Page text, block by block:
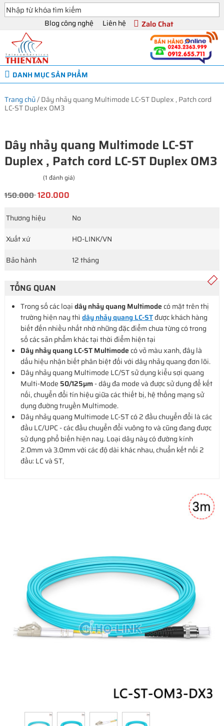
Blog công nghệ Liên hệ Zalo Chat
DANH MỤC SẢN PHẨM
Trang chủ/Dây nhảy quang Multimode LC-ST Duplex , Patch cord
LC-ST Duplex OM3
Dây nhảy quang Multimode LC-ST
Duplex , Patch cord LC-ST Duplex OM3
(1 đánh giá)
150.000120.000
Thương hiệu
No
Xuất xứ
HO-LINK/VN
Bảo hành
12 tháng
TỔNG QUAN
Trong số các loạidây nhảy quang Multimode có mặt trên thị
trường hiện nay thìdây nhảy quang LC-STđược khách hàng
biết đến nhiều nhất nhờ những đặc điểm chưa từng có trong
số các sản phẩm khác tại thời điểm hiện tại
Dây nhảy quang LC-ST Multimode có vỏ màu xanh, đây là
dấu hiệu nhận biết phân biệt đối với dây nhảy quang đơn lõi.
Dây nhảy quang Multimode LC/ST sử dụng kiểu sợi quang
Multi-Mode 50/125µm- dây đa mode và được sử dụng để kết
nối, chuyển đổi tín hiệu giữa các thiết bị, hệ thống mạng sử
dụng đường truyền Multimode.
Dây nhảy quang Multimode LC-ST có 2 đầu chuyển đổi là các
đầu LC/UPC - các đầu chuyển đổi vuông to và cũng đang được
sử dụng phổ biến hiện nay. Loại dây này có đường kính
2.0mm và 3.0mm với các độ dài khác nhau, chuẩn kết nối 2
đầu: LC và ST,